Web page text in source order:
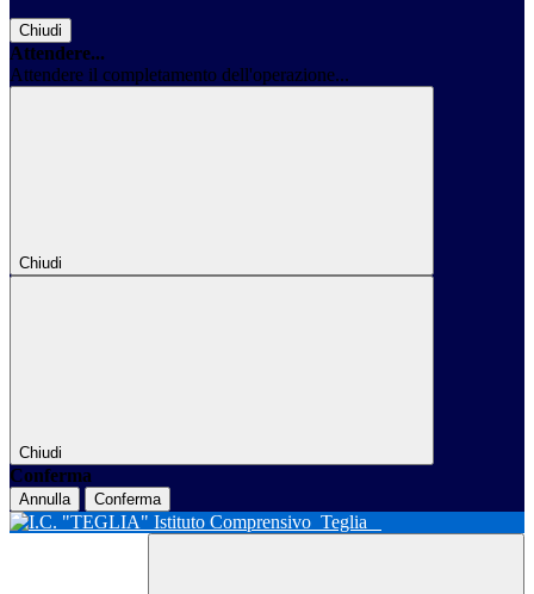
Chiudi
Attendere...
Attendere il completamento dell'operazione...
Chiudi
Chiudi
Conferma
Annulla Conferma
Istituto Comprensivo Teglia